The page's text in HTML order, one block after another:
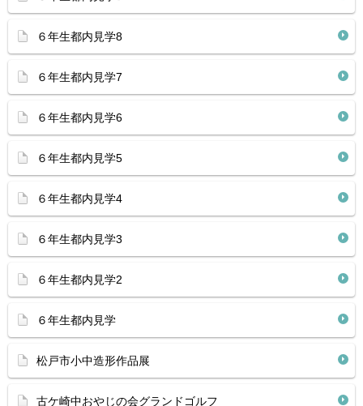
６年生都内見学8
６年生都内見学7
６年生都内見学6
６年生都内見学5
６年生都内見学4
６年生都内見学3
６年生都内見学2
６年生都内見学
松戸市小中造形作品展
古ケ崎中おやじの会グランドゴルフ